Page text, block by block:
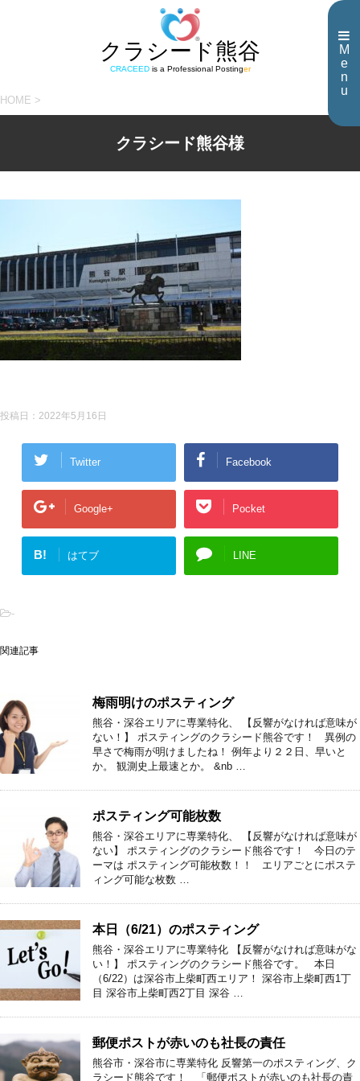
M
e
n
u
クラシード熊谷
CRACEEDis a Professional Postinger
HOME >
クラシード熊谷様
投稿日： 2022年5月16日
Twitter Facebook
Google+ Pocket
B! はてブ LINE
-
関連記事
梅雨明けのポスティング
熊谷・深谷エリアに専業特化、 【反響がなければ意味が
ない！】 ポスティングのクラシード熊谷です！ 異例の
早さで梅雨が明けましたね！ 例年より２２日、早いと
か。 観測史上最速とか。 &nb …
ポスティング可能枚数
熊谷・深谷エリアに専業特化、 【反響がなければ意味が
ない】 ポスティングのクラシード熊谷です！ 今日のテ
ーマは ポスティング可能枚数！！ エリアごとにポステ
ィング可能な枚数 …
本日（6/21）のポスティング
熊谷・深谷エリアに専業特化 【反響がなければ意味がな
い！】 ポスティングのクラシード熊谷です。 本日
（6/22）は深谷市上柴町西エリア！ 深谷市上柴町西1丁
目 深谷市上柴町西2丁目 深谷 …
郵便ポストが赤いのも社長の責任
熊谷市・深谷市に専業特化 反響第一のポスティング、ク
ラシード熊谷です！ 「郵便ポストが赤いのも社長の責